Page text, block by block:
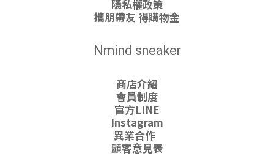
隱私權政策
攜朋帶友 得購物金
Nmind sneaker
商店介紹
會員制度
官方LINE
Instagram
異業合作
顧客意見表